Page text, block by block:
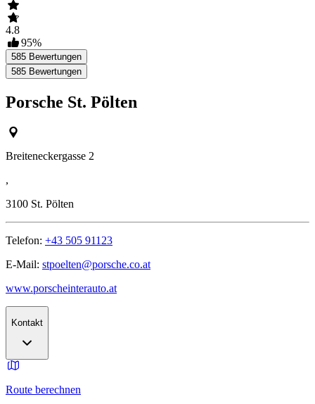
4.8
95%
585 Bewertungen
585 Bewertungen
Porsche St. Pölten
Breiteneckergasse 2
,
3100 St. Pölten
Telefon: +43 505 91123
E-Mail: stpoelten@porsche.co.at
www.porscheinterauto.at
Kontakt
Route berechnen